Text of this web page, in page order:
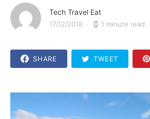
Tech Travel Eat
17/12/2018 1 minute read
SHARE TWEET